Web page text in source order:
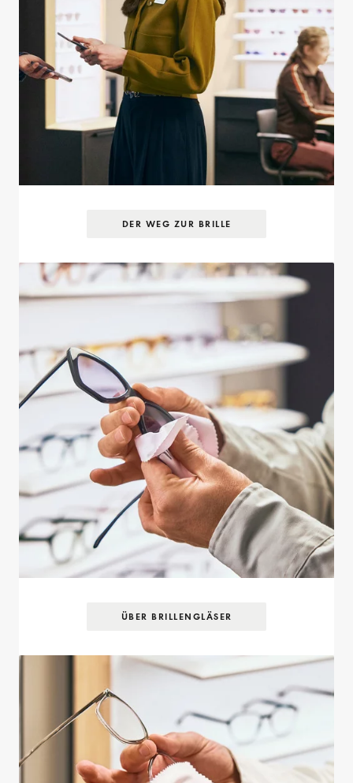
DER WEG ZUR BRILLE
ÜBER BRILLENGLÄSER